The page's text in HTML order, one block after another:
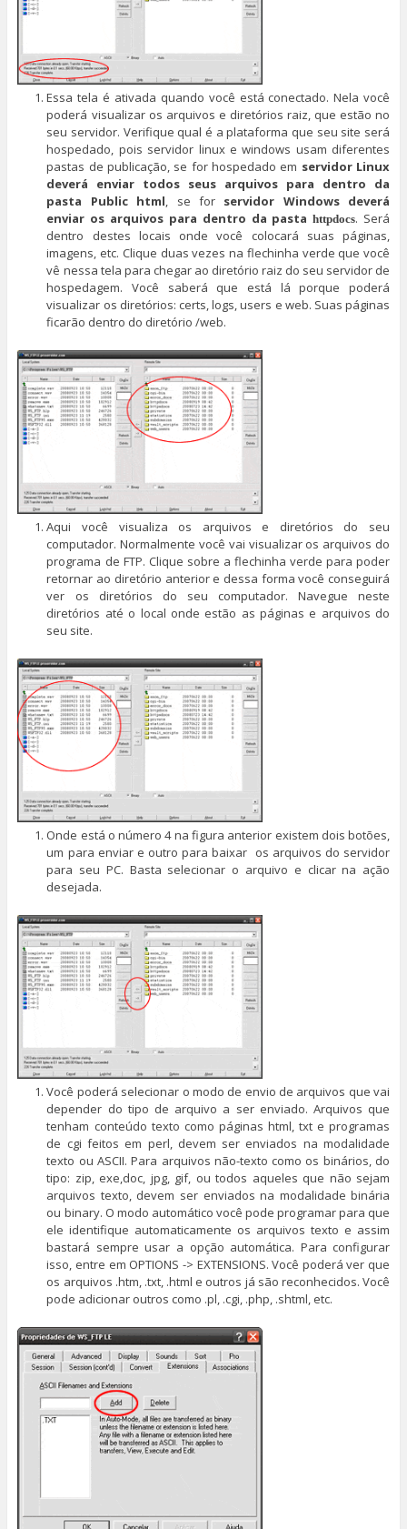
Essa tela é ativada quando você está conectado. Nela você
poderá visualizar os arquivos e diretórios raiz, que estão no
seu servidor. Verifique qual é a plataforma que seu site será
hospedado, pois servidor linux e windows usam diferentes
pastas de publicação, se for hospedado em servidor Linux
deverá enviar todos seus arquivos para dentro da
pasta Public html, se for servidor Windows deverá
enviar os arquivos para dentro da pastahttpdocs. Será
dentro destes locais onde você colocará suas páginas,
imagens, etc. Clique duas vezes na flechinha verde que você
vê nessa tela para chegar ao diretório raiz do seu servidor de
hospedagem. Você saberá que está lá porque poderá
visualizar os diretórios: certs, logs, users e web. Suas páginas
ficarão dentro do diretório /web.
Aqui você visualiza os arquivos e diretórios do seu
computador. Normalmente você vai visualizar os arquivos do
programa de FTP. Clique sobre a flechinha verde para poder
retornar ao diretório anterior e dessa forma você conseguirá
ver os diretórios do seu computador. Navegue neste
diretórios até o local onde estão as páginas e arquivos do
seu site.
Onde está o número 4 na figura anterior existem dois botões,
um para enviar e outro para baixar os arquivos do servidor
para seu PC. Basta selecionar o arquivo e clicar na ação
desejada.
Você poderá selecionar o modo de envio de arquivos que vai
depender do tipo de arquivo a ser enviado. Arquivos que
tenham conteúdo texto como páginas html, txt e programas
de cgi feitos em perl, devem ser enviados na modalidade
texto ou ASCII. Para arquivos não-texto como os binários, do
tipo: zip, exe,doc, jpg, gif, ou todos aqueles que não sejam
arquivos texto, devem ser enviados na modalidade binária
ou binary. O modo automático você pode programar para que
ele identifique automaticamente os arquivos texto e assim
bastará sempre usar a opção automática. Para configurar
isso, entre em OPTIONS -> EXTENSIONS. Você poderá ver que
os arquivos .htm, .txt, .html e outros já são reconhecidos. Você
pode adicionar outros como .pl, .cgi, .php, .shtml, etc.